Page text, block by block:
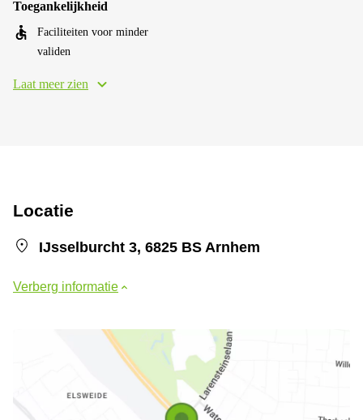
Toegankelijkheid
Faciliteiten voor minder
validen
Laat meer zien
Locatie
IJsselburcht 3, 6825 BS Arnhem
Verberg informatie